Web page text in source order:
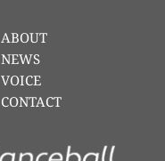
ABOUT
NEWS
VOICE
CONTACT